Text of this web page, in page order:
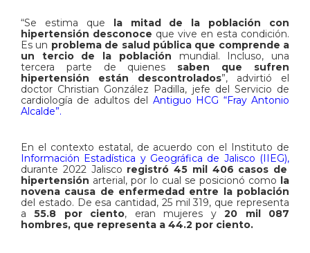
“Se estima que la mitad de la población con
hipertensión desconoce que vive en esta condición.
Es un problema de salud pública que comprende a
un tercio de la población mundial. Incluso, una
tercera parte de quienes saben que sufren
hipertensión están descontrolados”, advirtió el
doctor Christian González Padilla, jefe del Servicio de
cardiología de adultos del Antiguo HCG “Fray Antonio
Alcalde”.
En el contexto estatal, de acuerdo con el Instituto de
Información Estadística y Geográfica de Jalisco (IIEG),
durante 2022 Jalisco registró 45 mil 406 casos de
hipertensión arterial, por lo cual se posicionó como la
novena causa de enfermedad entre la población
del estado. De esa cantidad, 25 mil 319, que representa
a55.8 por ciento, eran mujeres y20 mil 087
hombres, que representa a 44.2 por ciento.